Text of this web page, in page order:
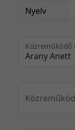
Nyelv
Közreműködő